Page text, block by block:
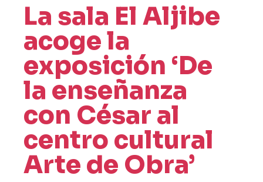
La sala El Aljibe
acoge la
exposición ‘De
la enseñanza
con César al
centro cultural
Arte de Obra’